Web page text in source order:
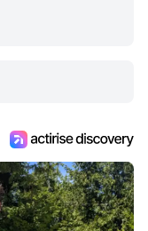
à se démarquer.